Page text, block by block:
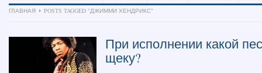
ГЛАВНАЯ
POSTS TAGGED "ДЖИММИ ХЕНДРИКС"
При исполнении какой
щеку?